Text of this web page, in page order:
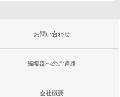
お問い合わせ
編集部へのご連絡
会社概要